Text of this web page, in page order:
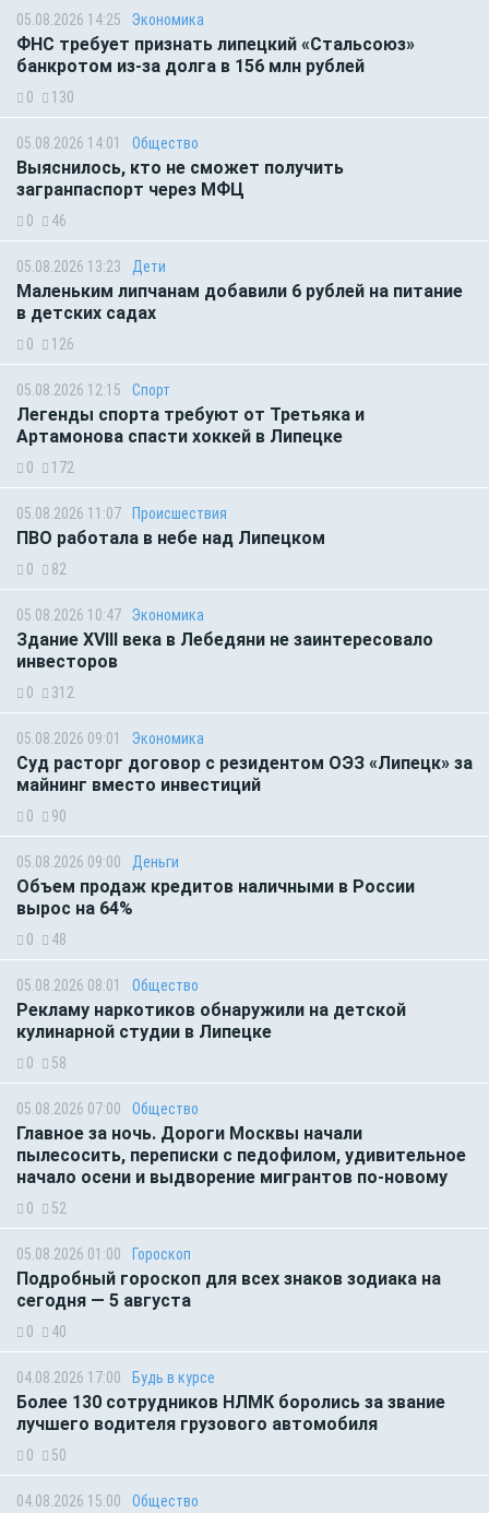
05.08.2026 14:25 Экономика
ФНС требует признать липецкий «Стальсоюз»
банкротом из-за долга в 156 млн рублей
0 130
05.08.2026 14:01 Общество
Выяснилось, кто не сможет получить
загранпаспорт через МФЦ
0 46
05.08.2026 13:23 Дети
Маленьким липчанам добавили 6 рублей на питание
в детских садах
0 126
05.08.2026 12:15 Спорт
Легенды спорта требуют от Третьяка и
Артамонова спасти хоккей в Липецке
0 172
05.08.2026 11:07 Происшествия
ПВО работала в небе над Липецком
0 82
05.08.2026 10:47 Экономика
Здание XVIII века в Лебедяни не заинтересовало
инвесторов
0 312
05.08.2026 09:01 Экономика
Суд расторг договор с резидентом ОЭЗ «Липецк» за
майнинг вместо инвестиций
0 90
05.08.2026 09:00 Деньги
Объем продаж кредитов наличными в России
вырос на 64%
0 48
05.08.2026 08:01 Общество
Рекламу наркотиков обнаружили на детской
кулинарной студии в Липецке
0 58
05.08.2026 07:00 Общество
Главное за ночь. Дороги Москвы начали
пылесосить, переписки с педофилом, удивительное
начало осени и выдворение мигрантов по-новому
0 52
05.08.2026 01:00 Гороскоп
Подробный гороскоп для всех знаков зодиака на
сегодня — 5 августа
0 40
04.08.2026 17:00 Будь в курсе
Более 130 сотрудников НЛМК боролись за звание
лучшего водителя грузового автомобиля
0 50
04.08.2026 15:00 Общество